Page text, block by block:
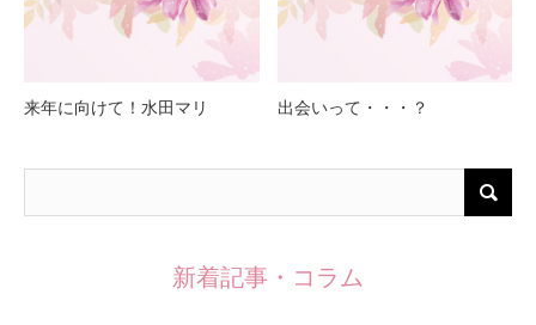
来年に向けて！水田マリ 出会いって・・・？
新着記事・コラム